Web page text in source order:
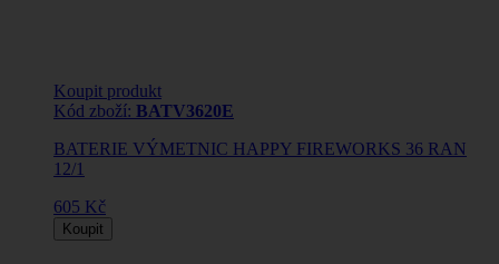
Koupit produkt
Kód zboží: BATV3620E
BATERIE VÝMETNIC HAPPY FIREWORKS 36 RAN
12/1
605 Kč
Koupit